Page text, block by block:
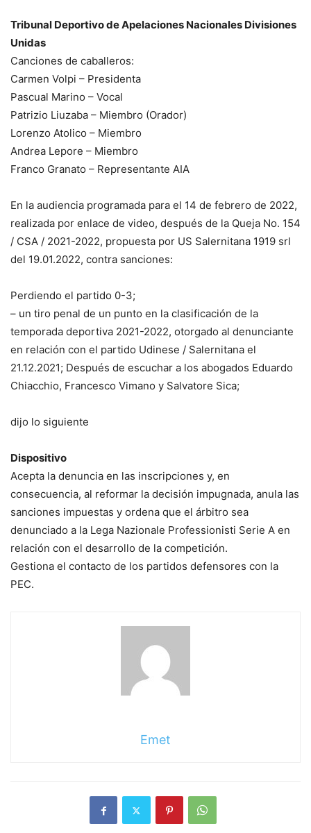
Tribunal Deportivo de Apelaciones Nacionales Divisiones
Unidas
Canciones de caballeros:
Carmen Volpi – Presidenta
Pascual Marino – Vocal
Patrizio Liuzaba – Miembro (Orador)
Lorenzo Atolico – Miembro
Andrea Lepore – Miembro
Franco Granato – Representante AIA
En la audiencia programada para el 14 de febrero de 2022,
realizada por enlace de video, después de la Queja No. 154
/ CSA / 2021-2022, propuesta por US Salernitana 1919 srl
del 19.01.2022, contra sanciones:
Perdiendo el partido 0-3;
– un tiro penal de un punto en la clasificación de la
temporada deportiva 2021-2022, otorgado al denunciante
en relación con el partido Udinese / Salernitana el
21.12.2021; Después de escuchar a los abogados Eduardo
Chiacchio, Francesco Vimano y Salvatore Sica;
dijo lo siguiente
Dispositivo
Acepta la denuncia en las inscripciones y, en
consecuencia, al reformar la decisión impugnada, anula las
sanciones impuestas y ordena que el árbitro sea
denunciado a la Lega Nazionale Professionisti Serie A en
relación con el desarrollo de la competición.
Gestiona el contacto de los partidos defensores con la
PEC.
Emet